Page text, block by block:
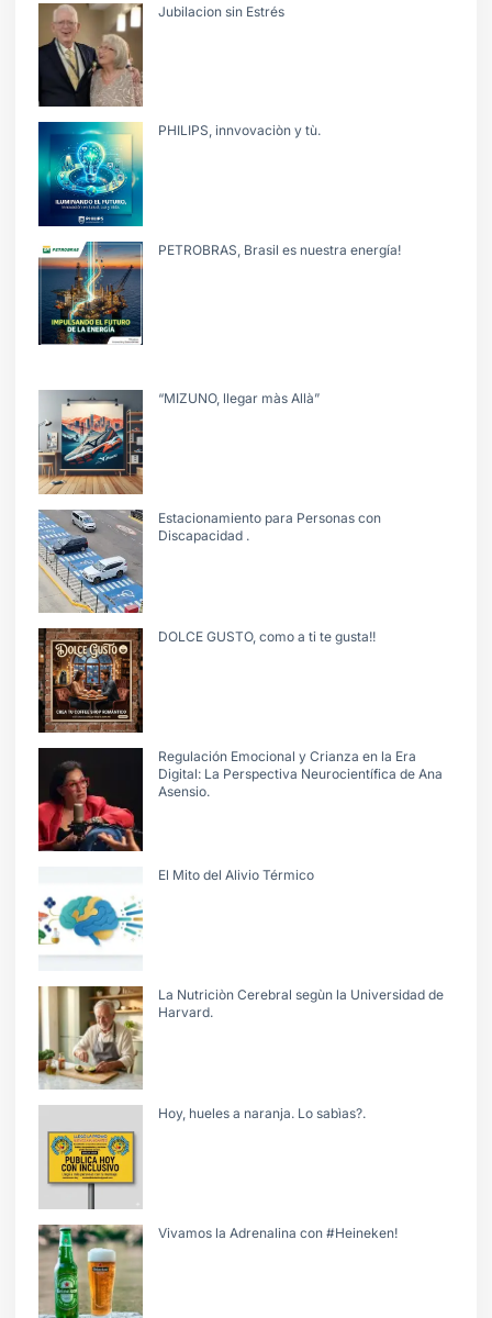
Jubilacion sin Estrés
PHILIPS, innvovaciòn y tù.
PETROBRAS, Brasil es nuestra energía!
“MIZUNO, llegar màs Allà”
Estacionamiento para Personas con
Discapacidad .
DOLCE GUSTO, como a ti te gusta!!
Regulación Emocional y Crianza en la Era
Digital: La Perspectiva Neurocientífica de Ana
Asensio.
El Mito del Alivio Térmico
La Nutriciòn Cerebral segùn la Universidad de
Harvard.
Hoy, hueles a naranja. Lo sabìas?.
Vivamos la Adrenalina con #Heineken!